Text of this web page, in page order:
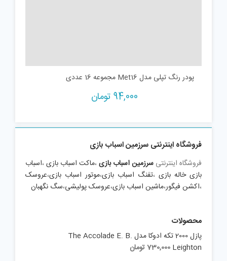
پودر رنگ تپلی مدل Met16 مجموعه 16 عددی
94,000 تومان
فروشگاه اینترنتی سرزمین اسباب بازی
فروشگاه اینترنتی سرزمین اسباب بازی،ماکت اسباب بازی،اسباب
بازی خاله بازی ،تفنگ اسباب بازی،موتور اسباب بازی،عروسک
،اکشن فیگور،ماشین اسباب بازی،عروسک پولیشی،سگ نگهبان
محصولات
پازل 2000 تکه ادوکا مدل The Accolade E. B.
Leighton
730,000تومان